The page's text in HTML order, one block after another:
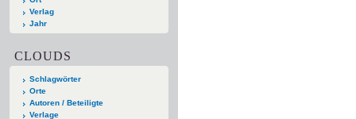
Verlag
Jahr
CLOUDS
Schlagwörter
Orte
Autoren / Beteiligte
Verlage